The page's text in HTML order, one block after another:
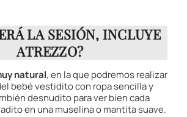
LA SESIÓN, INCLUYE
ATREZZO?
natural, en la que podremos realizar
bebé vestidito con ropa sencilla y
desnudito para ver bien cada
en una muselina o mantita suave.